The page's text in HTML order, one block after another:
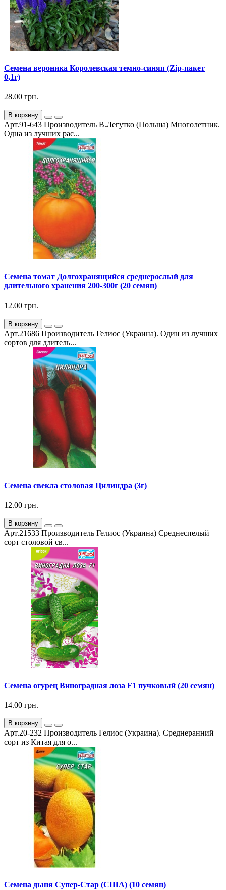
Семена вероника Королевская темно-синяя (Zip-пакет
0,1г)
28.00 грн.
В корзину
Арт.91-643 Производитель В.Легутко (Польша) Многолетник.
Одна из лучших рас...
Семена томат Долгохранящийся среднерослый для
длительного хранения 200-300г (20 семян)
12.00 грн.
В корзину
Арт.21686 Производитель Гелиос (Украина). Один из лучших
сортов для длитель...
Семена свекла столовая Цилиндра (3г)
12.00 грн.
В корзину
Арт.21533 Производитель Гелиос (Украина) Среднеспелый
сорт столовой св...
Семена огурец Виноградная лоза F1 пучковый (20 семян)
14.00 грн.
В корзину
Арт.20-232 Производитель Гелиос (Украина). Среднеранний
сорт из Китая для о...
Семена дыня Супер-Стар (США) (10 семян)